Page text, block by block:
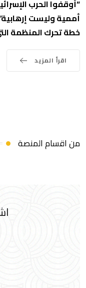
“أوقفوا الحرب
أممية وليست
خطة تحرك المنظمة
اقرأ المزيد
من اقسام المنصة